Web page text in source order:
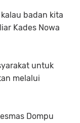
badan kita
Kades Nowa
untuk
melalui
Dompu